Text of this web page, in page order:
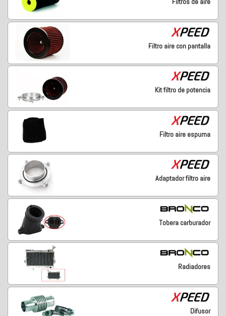
Filtro aire con pantalla
Kit filtro de potencia
Filtro aire espuma
Adaptador filtro aire
Tobera carburador
Radiadores
Difusor